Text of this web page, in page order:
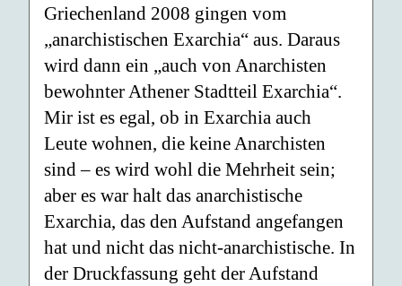
Griechenland 2008 gingen vom
„anarchistischen Exarchia“ aus. Daraus
wird dann ein „auch von Anarchisten
bewohnter Athener Stadtteil Exarchia“.
Mir ist es egal, ob in Exarchia auch
Leute wohnen, die keine Anarchisten
sind – es wird wohl die Mehrheit sein;
aber es war halt das anarchistische
Exarchia, das den Aufstand angefangen
hat und nicht das nicht-anarchistische. In
der Druckfassung geht der Aufstand